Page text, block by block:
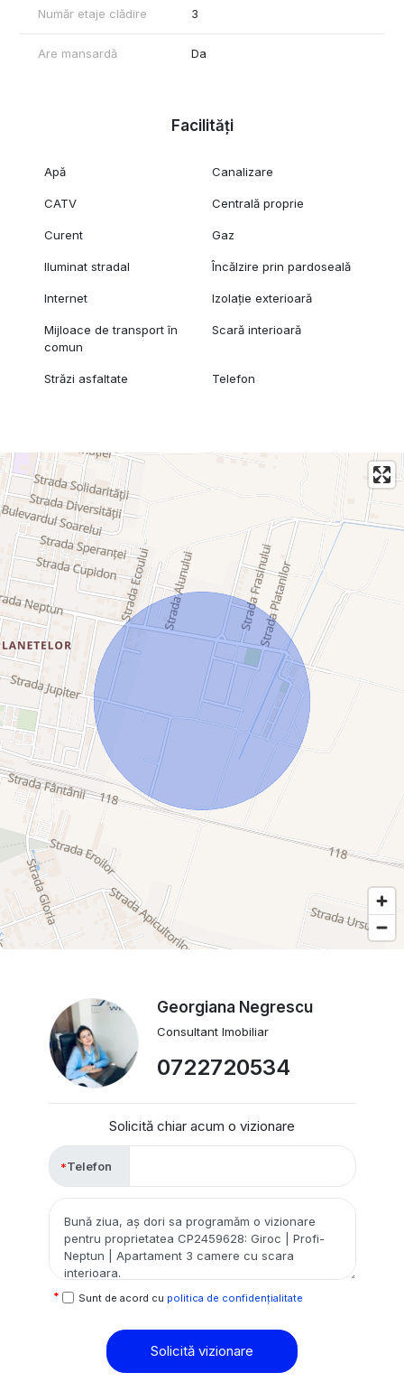
Număr etaje clădire 3
Are mansardă Da
Facilități
Apă Canalizare
CATV Centrală proprie
Curent Gaz
Iluminat stradal Încălzire prin pardoseală
Internet Izolație exterioară
Mijloace de transport în
comun
Scară interioară
Străzi asfaltate Telefon
Georgiana Negrescu
Consultant Imobiliar
0722720534
Solicită chiar acum o vizionare
Telefon
Sunt de acord cu politica de confidențialitate
Solicită vizionare